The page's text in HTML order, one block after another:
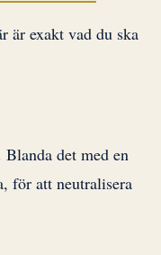
är exakt vad du ska
det med en
för att neutralisera